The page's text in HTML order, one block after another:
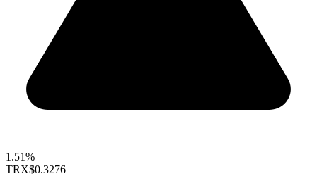
1.51%
TRX$0.3276